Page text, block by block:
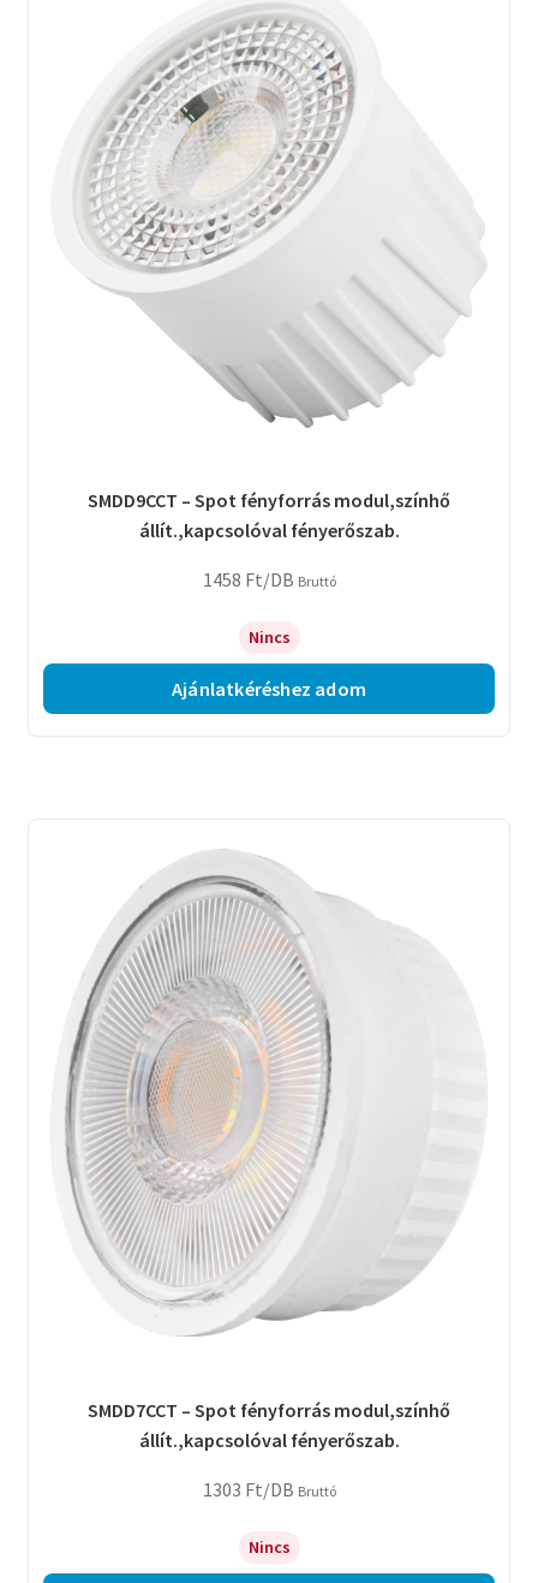
SMDD9CCT – Spot fényforrás modul,színhő
állít.,kapcsolóval fényerőszab.
1458 Ft/DB Bruttó
Nincs
Ajánlatkéréshez adom
SMDD7CCT – Spot fényforrás modul,színhő
állít.,kapcsolóval fényerőszab.
1303 Ft/DB Bruttó
Nincs